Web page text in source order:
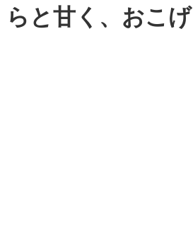
と甘く、おこげ